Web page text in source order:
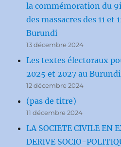
la commémoration du
des massacres des 11 et
Burundi
13 décembre 2024
Les textes électoraux
2025 et 2027 au Burundi
12 décembre 2024
(pas de titre)
11 décembre 2024
LA SOCIETE CIVILE EN
DERIVE SOCIO-